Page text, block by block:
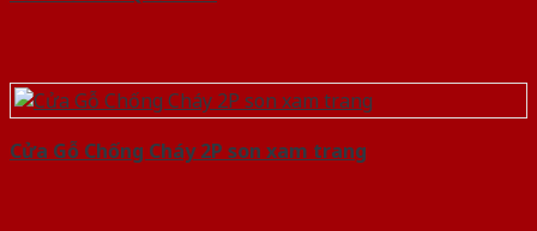
Cửa Gỗ Chống Cháy 2P son xam trang